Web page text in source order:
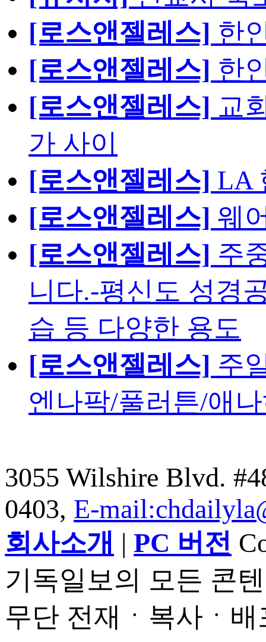
[로스앤젤레스] 한
[로스앤젤레스] 한
[로스앤젤레스] 교
가 사이
[로스앤젤레스] LA
[로스앤젤레스] 웨
[로스앤젤레스] 주
니다.-평신도 성경
습 등 다양한 용도
[로스앤젤레스] 주
엔나팍/풀러튼/애
3055 Wilshire Blvd.
0403, E-
회사소개 | PC 버전
기독일보의 모든 콘
무단 전재ㆍ복사ㆍ